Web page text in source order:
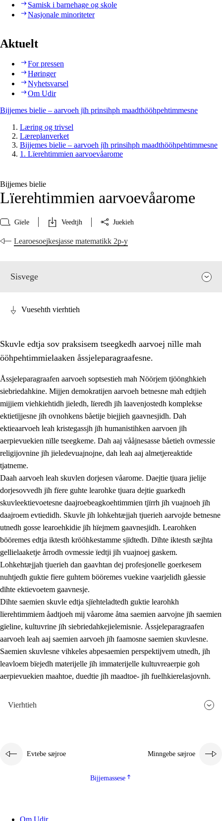
Samisk i barnehage og skole
Nasjonale minoriteter
Aktuelt
For pressen
Høringer
Nyhetsvarsel
Om Udir
Bijjemes bielie – aarvoeh jïh prinsihph maadthööhpehtimmesne
Læring og trivsel
Læreplanverket
Bijjemes bielie – aarvoeh jïh prinsihph maadthööhpehtimmesne
1. Lïerehtimmien aarvoevåarome
Bijjemes bielie
Lïerehtimmien aarvoevåarome
Gïele Veedtjh Juekieh
Learoesoejkesjasse matematikk 2p-y
Sisvege
1. Lïerehtimmien aarvoevåarome
1.1 Almetjeaarvoe
1.2 Identiteete jïh kulturellen gellievoete
1.3
1.4
Skaepiedimmievoeteaavoe, eadtjohkevoete jïh
goerehtimmievæljoe
1.5 Eatnemem krööhkestidh jïh byjresegoerkesevoete
1.6 Demokratije jïh meatanårrome
Vuesehth vierhtieh
Skuvle edtja sov praksisem tseegkedh aarvoej nïlle mah
ööhpehtimmielaaken åssjeleparagraafesne.
Åssjeleparagraafen aarvoeh soptsestieh mah Nöörjem tjöönghkieh
siebriedahkine. Mijjen demokratijen aarvoeh betnesne mah edtjieh
mijjiem viehkiehtidh jieledh, lïeredh jïh laavenjostedh komplekse
ektietïjjesne jïh ovnohkens båetije biejjieh gaavnesjidh. Dah
ektieaarvoeh leah kristegassjh jïh humanistihken aarvoen jïh
aerpievuekien nïlle tseegkeme. Dah aaj vååjnesasse båetieh ovmessie
religijovnine jïh jieledevuajnojne, dah leah aaj almetjereaktide
tjatneme.
Daah aarvoeh leah skuvlen dorjesen våarome. Daejtie tjuara jielije
dorjesovvedh jïh fïere guhte learohke tjuara dejtie guarkedh
skuvleektievoetesne daajroebeagkoehtimmien tjïrrh jïh vuajnoeh jïh
daajroem evtiedidh. Skuvle jïh lohkehtæjjah tjuerieh aarvojde betnesne
utnedh gosse learoehkidie jïh hïejmem gaavnesjidh. Learohken
bööremes edtja iktesth krööhkestamme sjïdtedh. Dïhte iktesth sæjhta
gellielaaketje årrodh ovmessie ïedtji jïh vuajnoej gaskem.
Lohkehtæjjah tjuerieh dan gaavhtan dej profesjonelle goerkesem
nuhtjedh guktie fïere guhtem bööremes vuekine vaarjelidh gåessie
dïhte ektievoetem gaavnesje.
Dïhte saemien skuvle edtja sjïehteladtedh guktie learohkh
lïerehtimmiem åadtjoeh mij våarome åtna saemien aarvojne jïh saemien
gïeline, kultuvrine jïh siebriedahkejielemisnie. Åssjeleparagraafen
aarvoeh leah aaj saemien aarvoeh jïh faamosne saemien skuvlesne.
Saemien skuvlesne vihkeles abpesaemien perspektijvem utnedh, jïh
leavloem bïejedh materijelle jïh immaterijelle kultuvreaerpie goh
aerpievuekien maahtoe, duedtie jïh maadtoe- jïh fuelhkierelasjovnh.
Vierhtieh
Evtebe sæjroe Minngebe sæjroe
Bijjemassese